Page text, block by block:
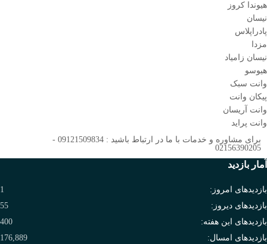
هیوندا کروز
نیسان
پادراپلاس
مزدا
نیسان زامیاد
هیوسو
وانت سبک
پیکان وانت
وانت آریسان
وانت پراید
برای مشاوره و خدمات با ما در ارتباط باشید : 09121509834 -
02156390205
آمار بازدید
بازدیدهای امروز:
1
بازدیدهای دیروز:
55
بازدیدهای این هفته:
400
بازدیدهای امسال:
176,889